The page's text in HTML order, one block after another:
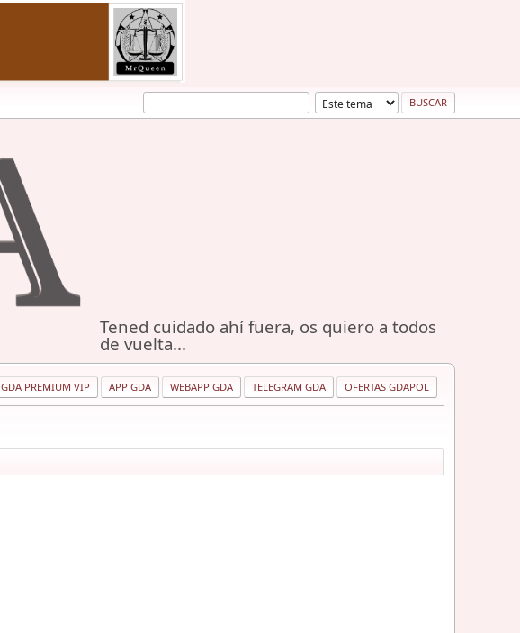
Tened cuidado ahí fuera, os quiero a todos
de vuelta...
GDA PREMIUM VIP APP GDA WEBAPP GDA TELEGRAM GDA OFERTAS GDAPOL